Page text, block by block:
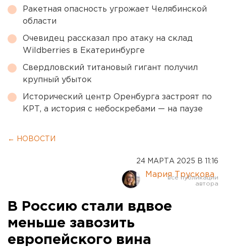
Ракетная опасность угрожает Челябинской
области
Очевидец рассказал про атаку на склад
Wildberries в Екатеринбурге
Свердловский титановый гигант получил
крупный убыток
Исторический центр Оренбурга застроят по
КРТ, а история с небоскребами — на паузе
← НОВОСТИ
24 МАРТА 2025 В 11:16
Мария Трускова
В Россию стали вдвое
меньше завозить
европейского вина